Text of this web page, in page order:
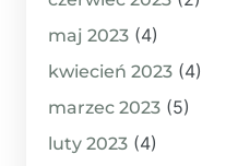
maj 2023 (4)
kwiecień 2023 (4)
marzec 2023 (5)
luty 2023 (4)